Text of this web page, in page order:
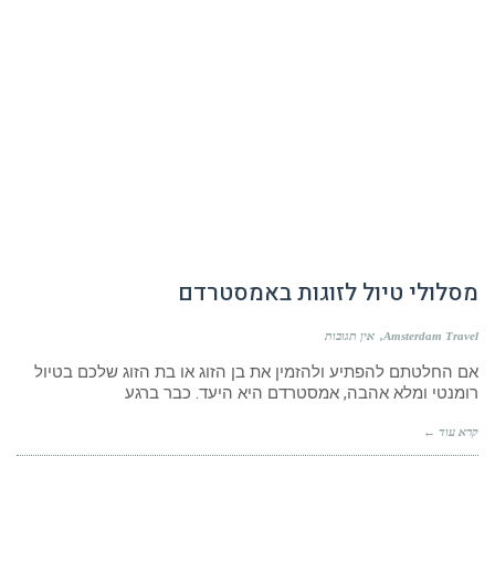
מסלולי טיול לזוגות באמסטרדם
Amsterdam Travel אין תגובות
אם החלטתם להפתיע ולהזמין את בן הזוג או בת הזוג שלכם בטיול
רומנטי ומלא אהבה, אמסטרדם היא היעד. כבר ברגע
קרא עוד ←